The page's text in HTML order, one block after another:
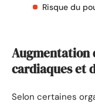
Risque du
Augmentation
cardiaques et
Selon certaines